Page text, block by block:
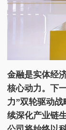
金融是实体经
核心动力。下
力”双轮驱动
续深化产业链